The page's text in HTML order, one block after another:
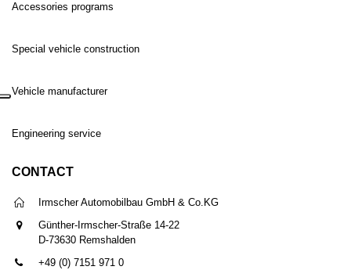
Accessories programs
Special vehicle construction
Vehicle manufacturer
Engineering service
CONTACT
Irmscher Automobilbau GmbH & Co.KG
Günther-Irmscher-Straße 14-22
D-73630 Remshalden
+49 (0) 7151 971 0